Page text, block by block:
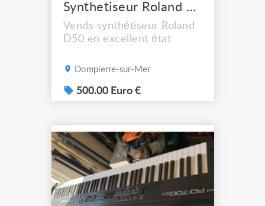
Synthetiseur Roland D50
Vends synthétiseur Roland
D50 en excellent état
Dompierre-sur-Mer
500.00 Euro €